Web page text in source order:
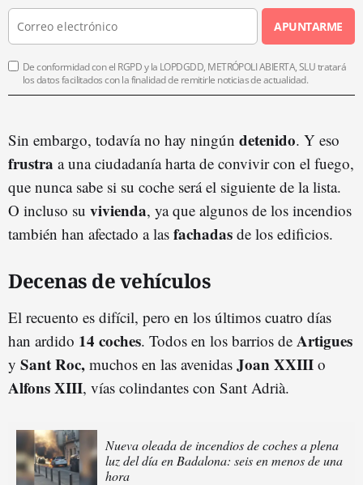
APUNTARME
De conformidad con el RGPD y la LOPDGDD, METRÓPOLI ABIERTA, SLU tratará
los datos facilitados con la finalidad de remitirle noticias de actualidad.
Sin embargo, todavía no hay ningún detenido. Y eso
frustra a una ciudadanía harta de convivir con el fuego,
que nunca sabe si su coche será el siguiente de la lista.
O incluso su vivienda, ya que algunos de los incendios
también han afectado a las fachadas de los edificios.
Decenas de vehículos
El recuento es difícil, pero en los últimos cuatro días
han ardido 14 coches. Todos en los barrios de Artigues
y Sant Roc, muchos en las avenidas Joan XXIII o
Alfons XIII, vías colindantes con Sant Adrià.
Nueva oleada de incendios de coches a plena
luz del día en Badalona: seis en menos de una
hora